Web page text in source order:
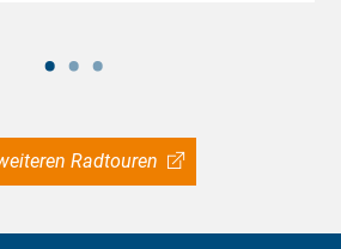
Radtouren